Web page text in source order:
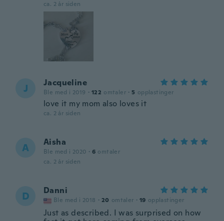
ca. 2 år siden
J Jacqueline
Ble med i 2019 · 122 omtaler · 5 opplastinger
love it my mom also loves it
ca. 2 år siden
A Aisha
Ble med i 2020 · 6 omtaler
ca. 2 år siden
D Danni
Ble med i 2018 · 20 omtaler · 19 opplastinger
Just as described. I was surprised on how